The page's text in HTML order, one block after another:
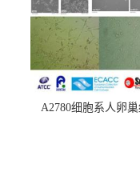
A2780细胞系人卵